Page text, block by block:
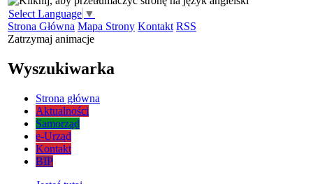
Select Language ▼
Strona Główna Mapa Strony Kontakt RSS
Zatrzymaj animacje
Wyszukiwarka
Strona główna
Aktualności
Samorząd
e-Urząd
Kontakt
BIP